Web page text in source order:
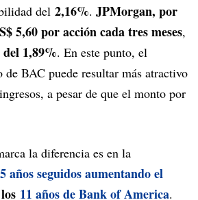
del 2,16%. JPMorgan, por
5,60 por acción cada tres meses,
del 1,89%. En este punto, el
BAC puede resultar más atractivo
a pesar de que el monto por
la diferencia es en la
años seguidos aumentando el
11 años de Bank of America.